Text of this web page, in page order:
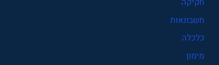
חשבונאות
כלכלה
מימון